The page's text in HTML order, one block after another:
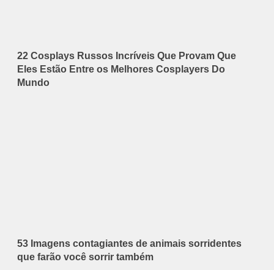
22 Cosplays Russos Incríveis Que Provam Que
Eles Estão Entre os Melhores Cosplayers Do
Mundo
53 Imagens contagiantes de animais sorridentes
que farão você sorrir também